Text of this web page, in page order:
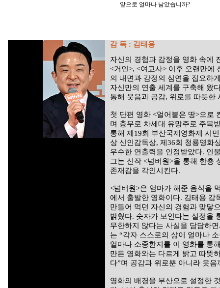
앞으로 얼마나 남았습니까?
감 독 : 김태용
자신의 경험과 감정을 영화 속에
<거인>, <여교사> 이후 오랜만에
의 내면과 감정의 심연을 집요하
자신만의 연출 세계를 구축해 왔
통해 웃음과 공감, 위로를 따뜻한
첫 단편 영화 <얼어붙은 땅>으로
며 충무로 차세대 유망주로 주목
통해 제19회 부산국제영화제 시
상 신인감독상, 제36회 청룡영화
우수한 연출력을 인정받았다. 인
그는 신작 <넘버원>을 통해 한층
존재감을 각인시킨다.
<넘버원>은 엄마가 해준 음식을
에서 출발한 영화이다. 김태용 감
만들어 먹던 자신의 경험과 맞닿
밝혔다. 숫자가 보인다는 설정을
무한하지 않다는 사실을 담담하
는 “각자 스스로의 삶이 얼마나
얼마나 소중한지를 이 영화를 통
만든 영화와는 다르게 밝고 따뜻
다”며 공감과 위로뿐 아니라 웃
영화의 배경을 부산으로 설정한